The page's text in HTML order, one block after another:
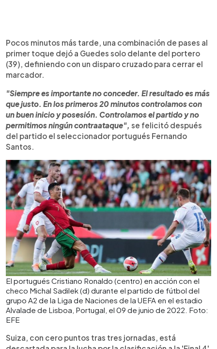
Pocos minutos más tarde, una combinación de pases al
primer toque dejó a Guedes solo delante del portero
(39), definiendo con un disparo cruzado para cerrar el
marcador.
"Siempre es importante no conceder. El resultado es más
que justo. En los primeros 20 minutos controlamos con
un buen inicio y posesión. Controlamos el partido y no
permitimos ningún contraataque", se felicitó después
del partido el seleccionador portugués Fernando
Santos.
El portugués Cristiano Ronaldo (centro) en acción con el
checo Michal Sadilek (d) durante el partido de fútbol del
grupo A2 de la Liga de Naciones de la UEFA en el estadio
Alvalade de Lisboa, Portugal, el 09 de junio de 2022. Foto:
EFE
Suiza, con cero puntos tras tres jornadas, está